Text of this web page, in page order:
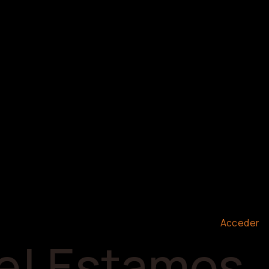
Acceder